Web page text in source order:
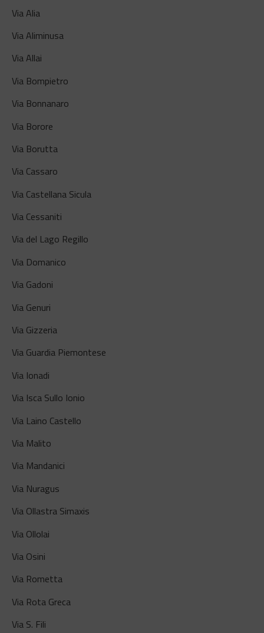
Via Alia
Via Aliminusa
Via Allai
Via Bompietro
Via Bonnanaro
Via Borore
Via Borutta
Via Cassaro
Via Castellana Sicula
Via Cessaniti
Via del Lago Regillo
Via Domanico
Via Gadoni
Via Genuri
Via Gizzeria
Via Guardia Piemontese
Via Ionadi
Via Isca Sullo Ionio
Via Laino Castello
Via Malito
Via Mandanici
Via Nuragus
Via Ollastra Simaxis
Via Ollolai
Via Osini
Via Rometta
Via Rota Greca
Via S. Fili